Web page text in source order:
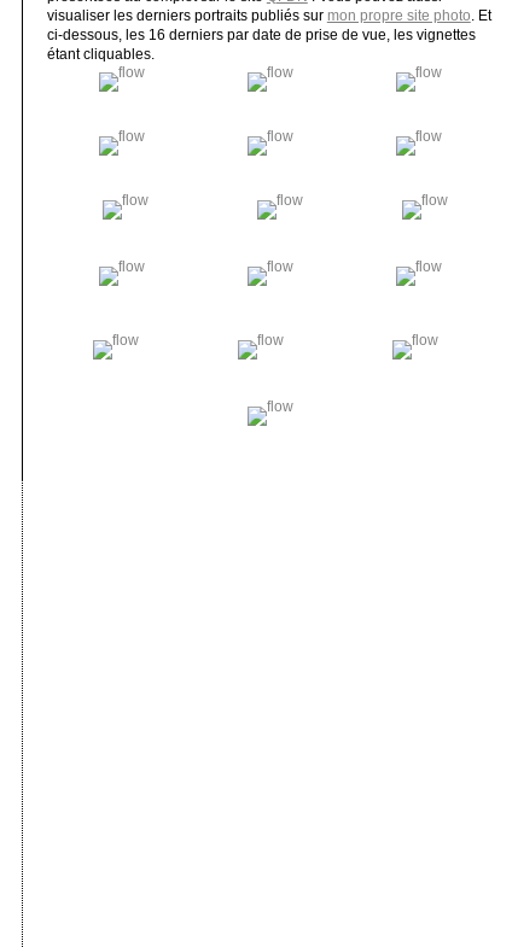
visualiser les derniers portraits publiés sur mon propre site photo . Et
ci-dessous, les 16 derniers par date de prise de vue, les vignettes
étant cliquables.